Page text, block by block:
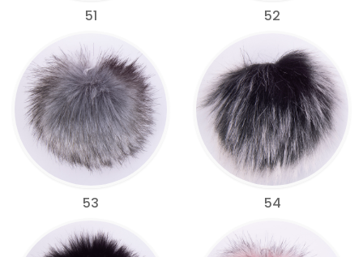
51 52
53 54